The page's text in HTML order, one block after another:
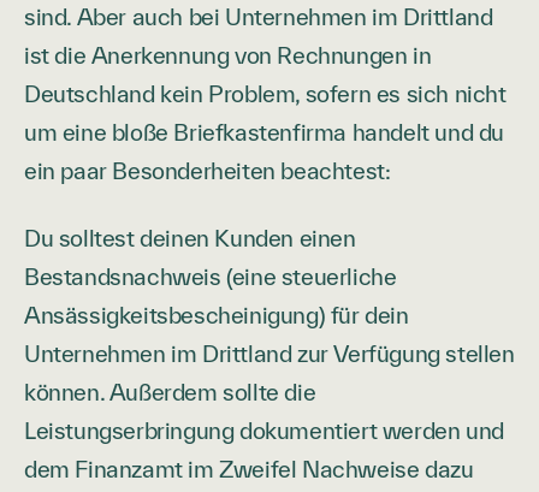
sind. Aber auch bei Unternehmen im Drittland
ist die Anerkennung von Rechnungen in
Deutschland kein Problem, sofern es sich nicht
um eine bloße Briefkastenfirma handelt und du
ein paar Besonderheiten beachtest:
Du solltest deinen Kunden einen
Bestandsnachweis (eine steuerliche
Ansässigkeitsbescheinigung) für dein
Unternehmen im Drittland zur Verfügung stellen
können. Außerdem sollte die
Leistungserbringung dokumentiert werden und
dem Finanzamt im Zweifel Nachweise dazu